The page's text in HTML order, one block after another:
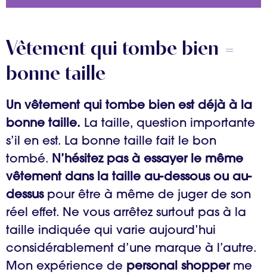
Vêtement qui tombe bien =
bonne taille
Un vêtement qui tombe bien est déjà à la
bonne taille. La taille, question importante
s’il en est. La bonne taille fait le bon
tombé. N’hésitez pas à essayer le même
vêtement dans la taille au-dessous ou au-
dessuspour être à même de juger de son
réel effet. Ne vous arrêtez surtout pas à la
taille indiquée qui varie aujourd’hui
considérablement d’une marque à l’autre.
Mon expérience de personal shopperme